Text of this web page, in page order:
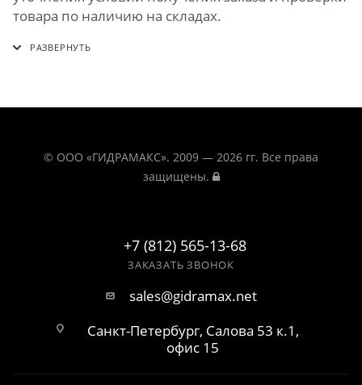
товара по наличию на складах.
© ООО «ГИДРАМАКС». 2009 — 2026 гг. Все права
защищены.
+7 (812) 565-13-68
ЗАКАЗАТЬ ЗВОНОК
sales@gidramax.net
Санкт-Петербург, Салова 53 к.1,
офис 15